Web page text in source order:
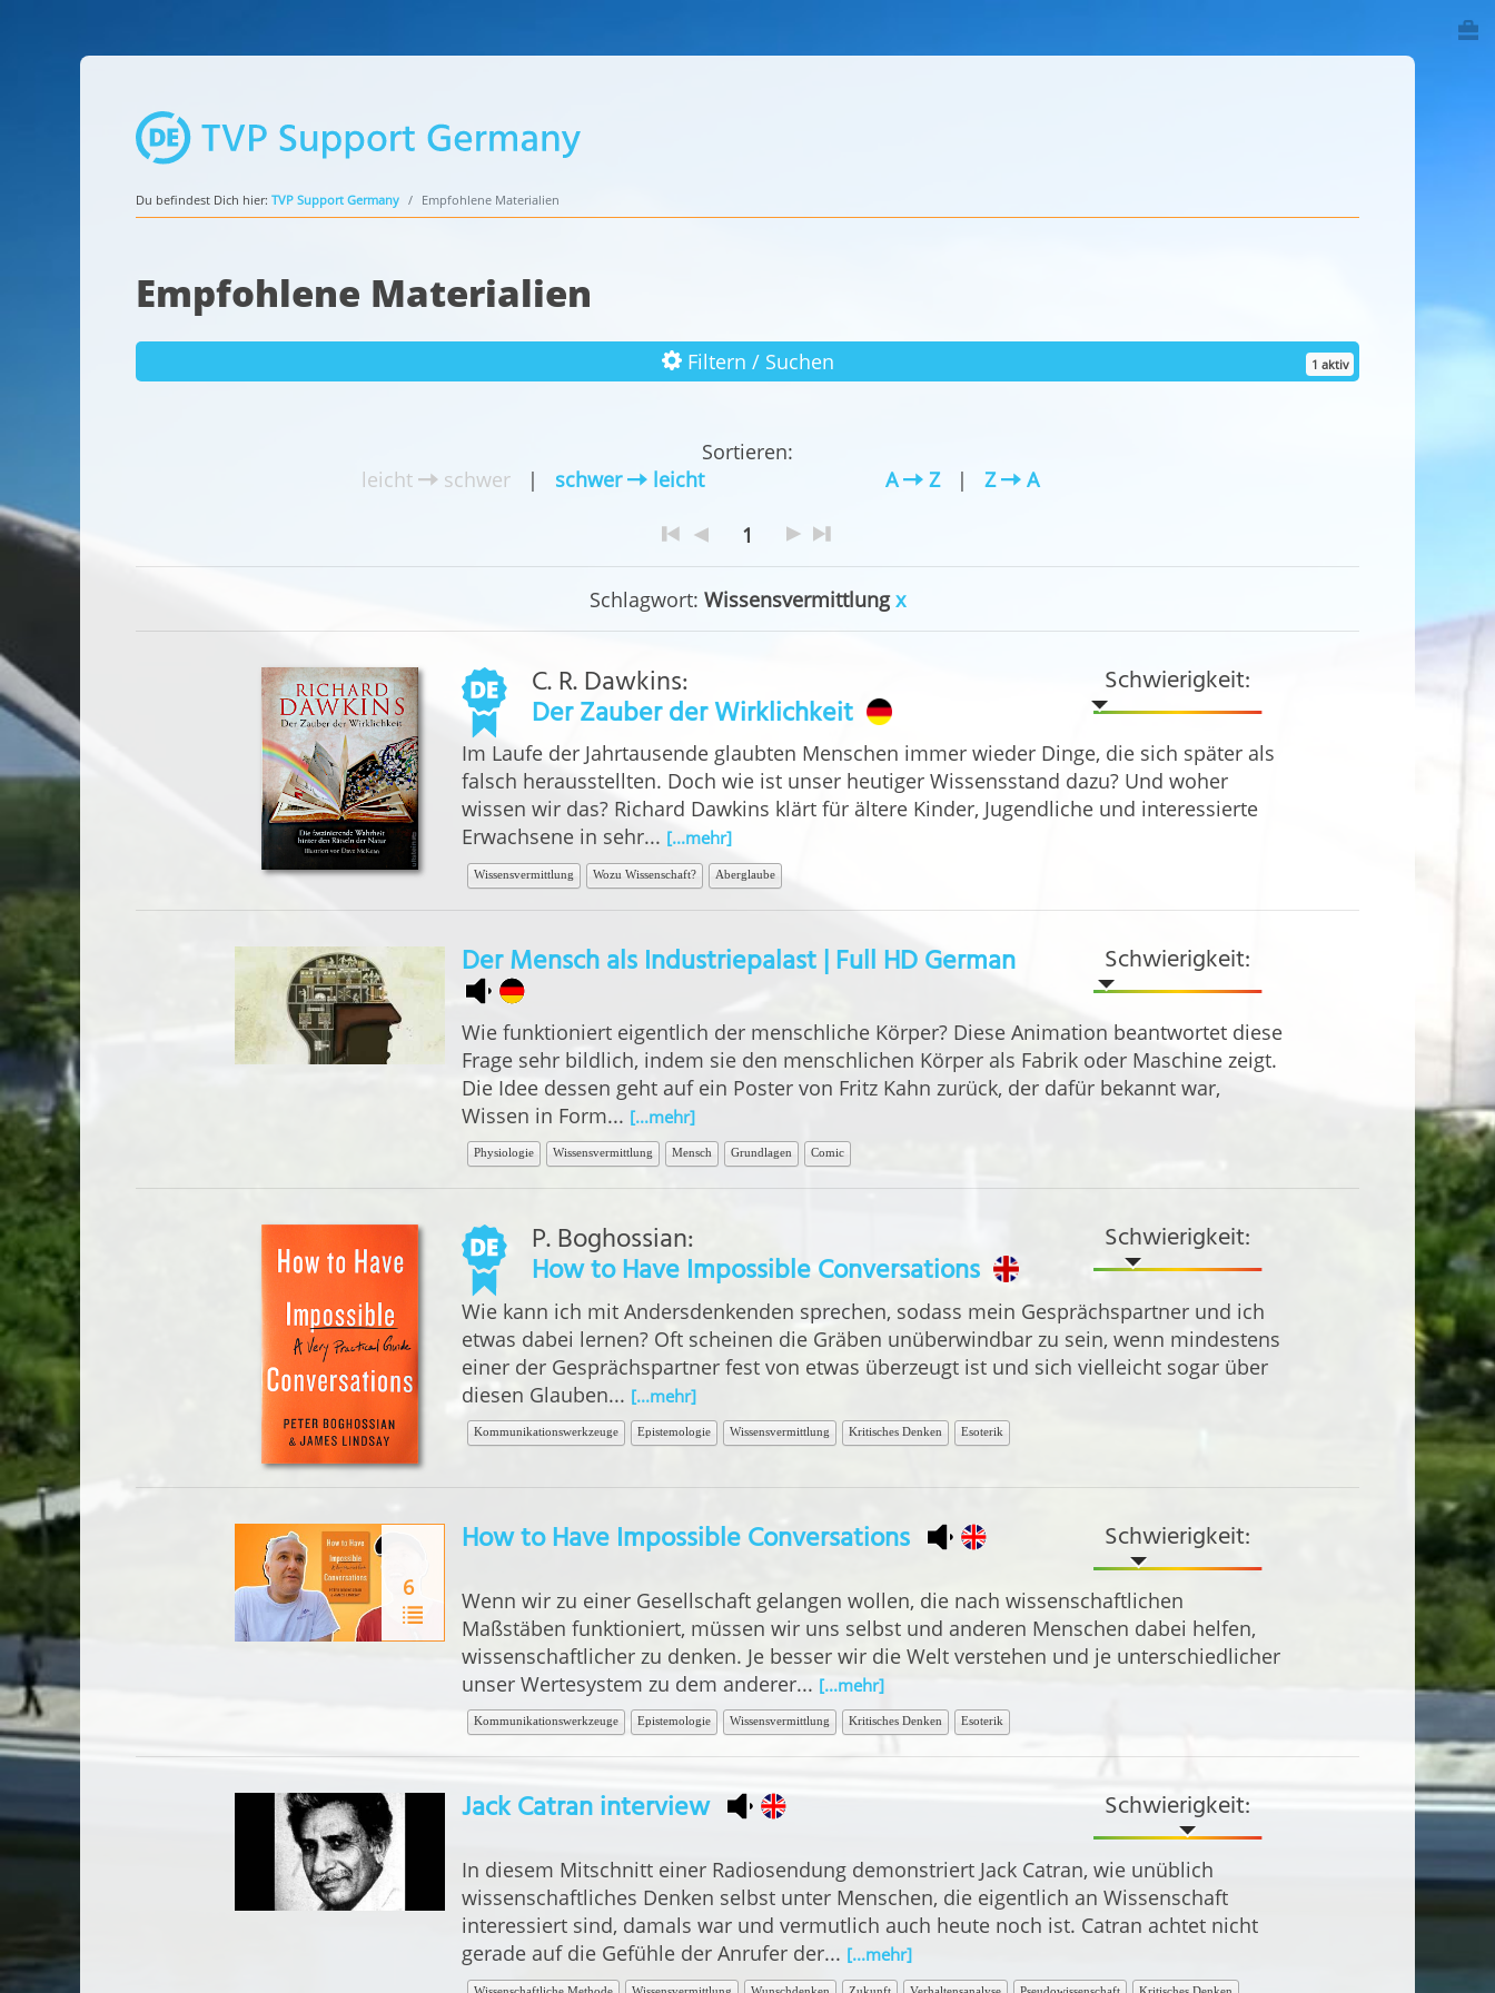
Du befindest Dich hier: TVP Support Germany Empfohlene Materialien
Empfohlene Materialien
Filtern / Suchen 1 aktiv
Sortieren:
leicht
schwer | schwer leicht A Z | Z
A
1
Schlagwort: Wissensvermittlung x
C. R. Dawkins:
Der Zauber der Wirklichkeit
Schwierigkeit:
Im Laufe der Jahrtausende glaubten Menschen immer wieder Dinge, die sich später als
falsch herausstellten. Doch wie ist unser heutiger Wissensstand dazu? Und woher
wissen wir das? Richard Dawkins klärt für ältere Kinder, Jugendliche und interessierte
Erwachsene in sehr... [...mehr]
Wissensvermittlung Wozu Wissenschaft? Aberglaube
Der Mensch als Industriepalast | Full HD German Schwierigkeit:
Wie funktioniert eigentlich der menschliche Körper? Diese Animation beantwortet diese
Frage sehr bildlich, indem sie den menschlichen Körper als Fabrik oder Maschine zeigt.
Die Idee dessen geht auf ein Poster von Fritz Kahn zurück, der dafür bekannt war,
Wissen in Form... [...mehr]
Physiologie Wissensvermittlung Mensch Grundlagen Comic
P. Boghossian:
How to Have Impossible Conversations
Schwierigkeit:
Wie kann ich mit Andersdenkenden sprechen, sodass mein Gesprächspartner und ich
etwas dabei lernen? Oft scheinen die Gräben unüberwindbar zu sein, wenn mindestens
einer der Gesprächspartner fest von etwas überzeugt ist und sich vielleicht sogar über
diesen Glauben... [...mehr]
Kommunikationswerkzeuge Epistemologie Wissensvermittlung Kritisches Denken Esoterik
6
How to Have Impossible Conversations Schwierigkeit:
Wenn wir zu einer Gesellschaft gelangen wollen, die nach wissenschaftlichen
Maßstäben funktioniert, müssen wir uns selbst und anderen Menschen dabei helfen,
wissenschaftlicher zu denken. Je besser wir die Welt verstehen und je unterschiedlicher
unser Wertesystem zu dem anderer... [...mehr]
Kommunikationswerkzeuge Epistemologie Wissensvermittlung Kritisches Denken Esoterik
Jack Catran interview Schwierigkeit:
In diesem Mitschnitt einer Radiosendung demonstriert Jack Catran, wie unüblich
wissenschaftliches Denken selbst unter Menschen, die eigentlich an Wissenschaft
interessiert sind, damals war und vermutlich auch heute noch ist. Catran achtet nicht
gerade auf die Gefühle der Anrufer der... [...mehr]